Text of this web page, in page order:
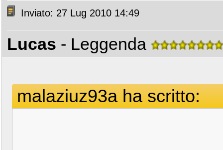
Inviato: 27 Lug 2010 14:49
Lucas - Leggenda
malaziuz93a ha scritto: